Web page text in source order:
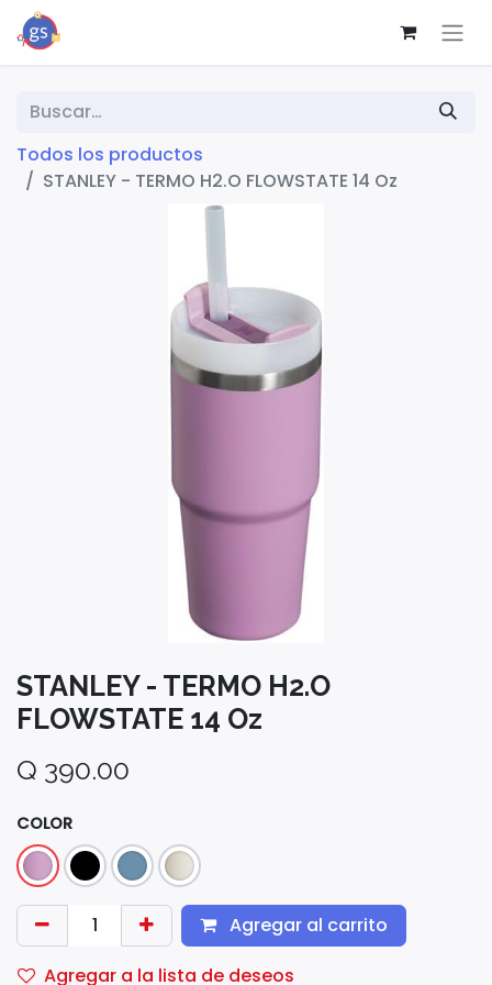
Todos los productos
STANLEY - TERMO H2.O FLOWSTATE 14 Oz
STANLEY - TERMO H2.O
FLOWSTATE 14 Oz
Q 390.00
COLOR
Agregar al carrito
Agregar a la lista de deseos